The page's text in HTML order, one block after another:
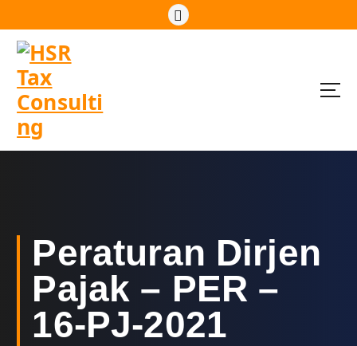
k
n
Peraturan Dirjen
Pajak – PER –
16-PJ-2021